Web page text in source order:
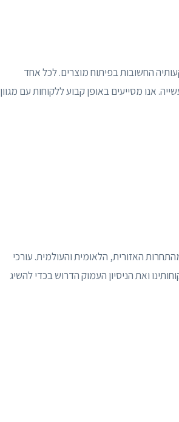
החשובות בפיתוח מוצרים. לכל אחד
אנו מסייעים באופן קבוע ללקוחות עם מגוון
האזורית, הלאומית והעולמית. עורכי
ואת הניסיון העמוק הדרוש בכדי להשיג